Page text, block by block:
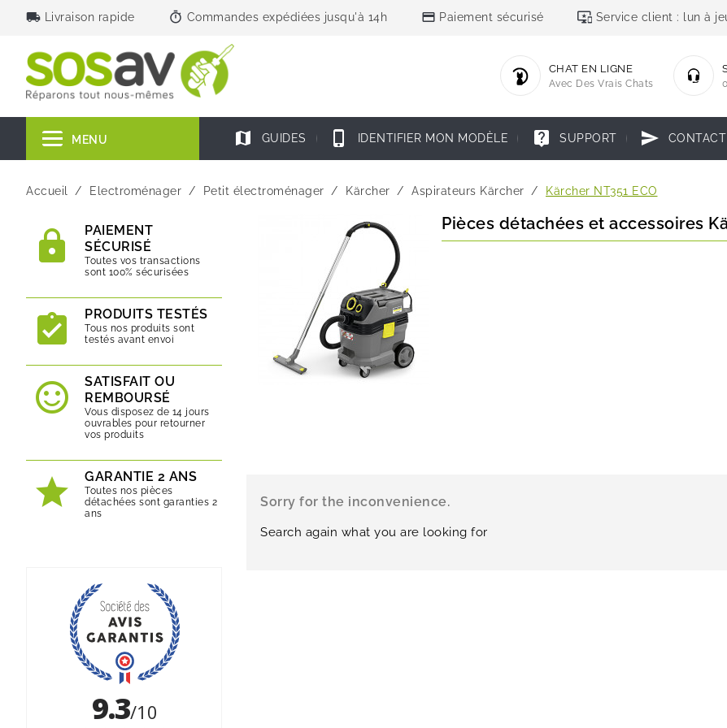
local_shipping Livraison rapide timer Commandes expédiées jusqu'à 14h credit_card Paiement sécurisé important_devices Service client : lun à
CHAT EN LIGNE
Avec Des Vrais Chats
MENU map GUIDES phone_iphone IDENTIFIER MON MODÈLE live_help SUPPORT send CONTACT
Accueil Electroménager Petit électroménager Kärcher Aspirateurs Kärcher Kärcher NT351 ECO
PAIEMENT
SÉCURISÉ
Toutes vos transactions
sont 100% sécurisées
PRODUITS TESTÉS
Tous nos produits sont
testés avant envoi
SATISFAIT OU
REMBOURSÉ
Vous disposez de 14 jours
ouvrables pour retourner
vos produits
GARANTIE 2 ANS
Toutes nos pièces
détachées sont garanties 2
ans
Pièces détachées et accessoires
Sorry for the inconvenience.
Search again what you are looking for